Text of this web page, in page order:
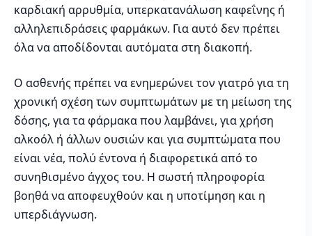
καρδιακή αρρυθμία, υπερκατανάλωση καφεΐνης ή
αλληλεπιδράσεις φαρμάκων. Για αυτό δεν πρέπει
όλα να αποδίδονται αυτόματα στη διακοπή.
Ο ασθενής πρέπει να ενημερώνει τον γιατρό για τη
χρονική σχέση των συμπτωμάτων με τη μείωση της
δόσης, για τα φάρμακα που λαμβάνει, για χρήση
αλκοόλ ή άλλων ουσιών και για συμπτώματα που
είναι νέα, πολύ έντονα ή διαφορετικά από το
συνηθισμένο άγχος του. Η σωστή πληροφορία
βοηθά να αποφευχθούν και η υποτίμηση και η
υπερδιάγνωση.